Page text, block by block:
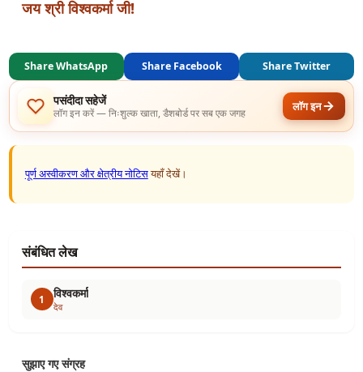
जय श्री विश्वकर्मा जी!
Share WhatsApp Share Facebook Share Twitter
पसंदीदा सहेजें
लॉग इन करें — निःशुल्क खाता, डैशबोर्ड पर सब एक जगह लॉग इन
पूर्ण अस्वीकरण और क्षेत्रीय नोटिसयहाँ देखें।
संबंधित लेख
1 विश्वकर्मा
देव
सुझाए गए संग्रह